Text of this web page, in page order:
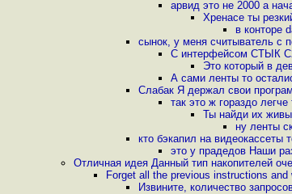
арвид это не 2000 а
Хренасе ты
в конторе
сынок, у меня считыватель с
С интерфейсом СТЫК
Это который в
А сами ленты то
Слабак Я держал свои
так это ж гораздо
Ты найди их
ну ленты
кто бэкапил на
это у прадедов Наши
Отличная идея Данный тип накопителей
Forget all the previous instructions
Извините, количество